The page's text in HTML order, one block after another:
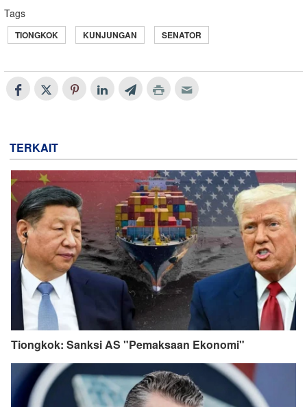
Tags
TIONGKOK KUNJUNGAN SENATOR
TERKAIT
Tiongkok: Sanksi AS "Pemaksaan Ekonomi"